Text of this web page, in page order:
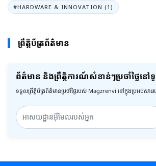
#HARDWARE & INNOVATION (1)
ព្រឹត្តិប័ត្រព័ត៌មាន
ព័ត៌មាន និងព្រឹត្តិការណ៍សំខាន់ៗប្រចាំថ្ងៃន
ទទួលព្រឹត្តិប័ត្រព័ត៌មានប្រចាំថ្ងៃរបស់ Magzrenvi នៅក្នុងប្រអប់សារ